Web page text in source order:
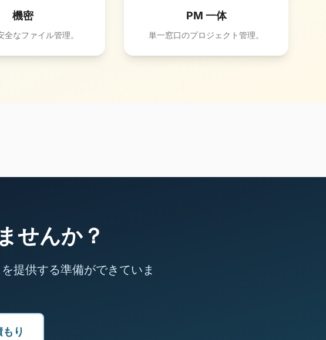
機密
全なファイル管理。
PM 一体
単一窓口のプロジェクト管理。
せんか？
提供する準備ができていま
り